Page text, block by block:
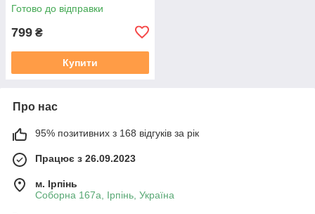
Готово до відправки
799 ₴
Купити
Про нас
95% позитивних з 168 відгуків за рік
Працює з 26.09.2023
м. Ірпінь
Соборна 167а, Ірпінь, Україна